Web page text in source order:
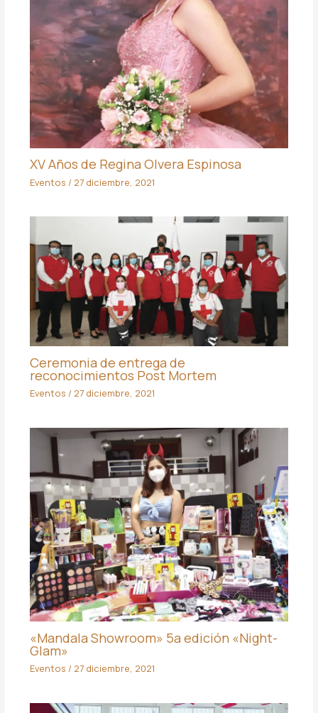
XV Años de Regina Olvera Espinosa
Eventos / 27 diciembre, 2021
Ceremonia de entrega de
reconocimientos Post Mortem
Eventos / 27 diciembre, 2021
«Mandala Showroom» 5a edición «Night-
Glam»
Eventos / 27 diciembre, 2021